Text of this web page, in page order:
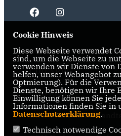
IMPRESSUM
CDU NRW
CDU Ruhr
CDU-Fraktion im
Cookie Hinweis
Diese Webseite verwendet
sind, um die Webseite zu
verwenden wir Dienste von
helfen, unser Webangebot
Optmierung). Für die
Dienste, benötigen wir Ihre
Einwilligung können Sie
Informationen finden Sie in
Datenschutzerklärung.
Technisch notwendige